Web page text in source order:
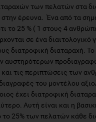
των πελατών στα
έρευνα. Ένα από τα
το 25 % ( 1 στους 4
σε ένα διαιτολογικό
διατροφική διαταραχή.
αυστηρότερων
τις περιπτώσεις των
του μοντέλου
έχει διατροφική
Αυτή είναι και η
25% των πελατών κάθε